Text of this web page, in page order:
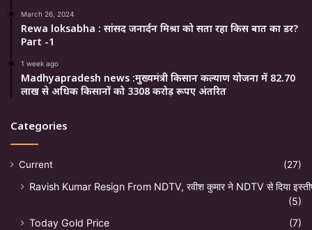
March 26, 2024
Rewa loksabha : सांसद जनार्दन मिश्रा को सता रहा किस बात का डर?
Part -1
1 week ago
Madhyapradesh news :मुख्यमंत्री किसान कल्याण योजना में 82.70
लाख से अधिक किसानों को 3308 करोड़ रूपए अंतरित
Categories
Current (27)
Ravish Kumar Resign From NDTV, रवीश कुमार ने NDTV से दिया
(5)
Today Gold Price
(7)